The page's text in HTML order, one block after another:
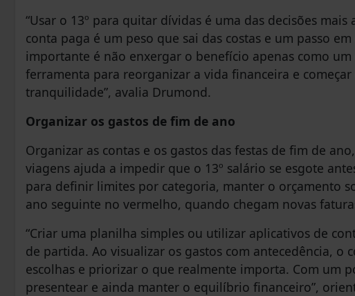
“Usar o 13º para quitar dívidas é uma das decisões
conta paga é um peso que sai das costas e um passo
importante é não enxergar o benefício apenas como
ferramenta para reorganizar a vida financeira e
tranquilidade”, avalia Drumond.
Organizar os gastos de fim de ano
Organizar as contas e os gastos das festas de fim de
viagens ajuda a impedir que o 13º salário se esgote
para definir limites por categoria, manter o orçamento
ano seguinte no vermelho, quando chegam novas
“Criar uma planilha simples ou utilizar aplicativos de
de partida. Ao visualizar os gastos com antecedência,
escolhas e priorizar o que realmente importa. Com um
presentear e ainda manter o equilíbrio financeiro”,